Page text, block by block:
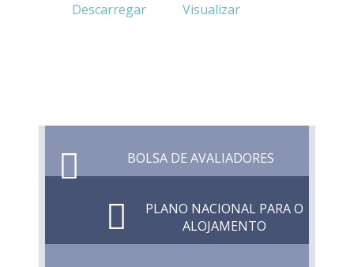
Descarregar
Visualizar
BOLSA DE AVALIADORES
PLANO NACIONAL PARA O
ALOJAMENTO